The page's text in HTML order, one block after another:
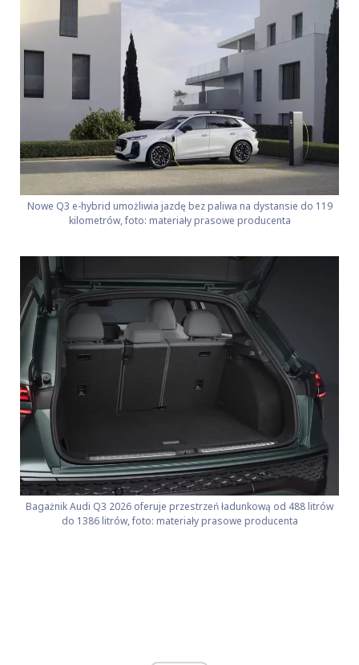
Nowe Q3 e-hybrid umożliwia jazdę bez paliwa na dystansie do 119
kilometrów, foto: materiały prasowe producenta
Bagażnik Audi Q3 2026 oferuje przestrzeń ładunkową od 488 litrów
do 1386 litrów, foto: materiały prasowe producenta